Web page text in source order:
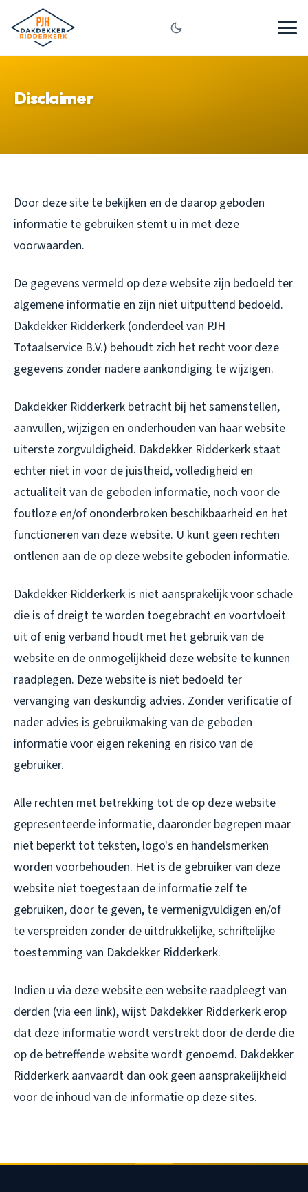
Disclaimer
Door deze site te bekijken en de daarop geboden
informatie te gebruiken stemt u in met deze
voorwaarden.
De gegevens vermeld op deze website zijn bedoeld ter
algemene informatie en zijn niet uitputtend bedoeld.
Dakdekker Ridderkerk (onderdeel van PJH
Totaalservice B.V.) behoudt zich het recht voor deze
gegevens zonder nadere aankondiging te wijzigen.
Dakdekker Ridderkerk betracht bij het samenstellen,
aanvullen, wijzigen en onderhouden van haar website
uiterste zorgvuldigheid. Dakdekker Ridderkerk staat
echter niet in voor de juistheid, volledigheid en
actualiteit van de geboden informatie, noch voor de
foutloze en/of ononderbroken beschikbaarheid en het
functioneren van deze website. U kunt geen rechten
ontlenen aan de op deze website geboden informatie.
Dakdekker Ridderkerk is niet aansprakelijk voor schade
die is of dreigt te worden toegebracht en voortvloeit
uit of enig verband houdt met het gebruik van de
website en de onmogelijkheid deze website te kunnen
raadplegen. Deze website is niet bedoeld ter
vervanging van deskundig advies. Zonder verificatie of
nader advies is gebruikmaking van de geboden
informatie voor eigen rekening en risico van de
gebruiker.
Alle rechten met betrekking tot de op deze website
gepresenteerde informatie, daaronder begrepen maar
niet beperkt tot teksten, logo's en handelsmerken
worden voorbehouden. Het is de gebruiker van deze
website niet toegestaan de informatie zelf te
gebruiken, door te geven, te vermenigvuldigen en/of
te verspreiden zonder de uitdrukkelijke, schriftelijke
toestemming van Dakdekker Ridderkerk.
Indien u via deze website een website raadpleegt van
derden (via een link), wijst Dakdekker Ridderkerk erop
dat deze informatie wordt verstrekt door de derde die
op de betreffende website wordt genoemd. Dakdekker
Ridderkerk aanvaardt dan ook geen aansprakelijkheid
voor de inhoud van de informatie op deze sites.